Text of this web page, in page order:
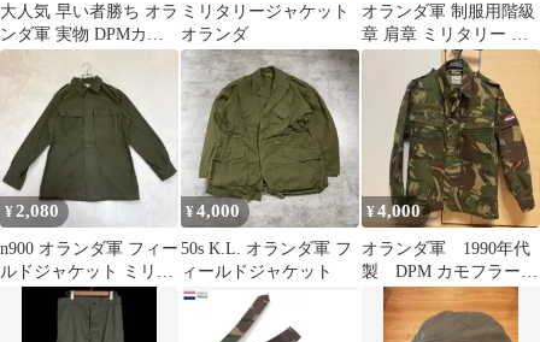
大人気 早い者勝ち オラ
ンダ軍 実物 DPMカモ
迷彩 フィールド カーゴ
ミリタリージャケット
オランダ
オランダ軍 制服用階級
章 肩章 ミリタリー オ
ランダ陸軍 階級章 ドレ
ス 伍長
¥2,080
n900 オランダ軍 フィー
ルドジャケット ミリタ
リー コットン100% カ
¥4,000
50s K.L. オランダ軍 フ
ィールドジャケット
¥4,000
オランダ軍 1990年代
製 DPM カモフラージ
ュフィールドジャケッ